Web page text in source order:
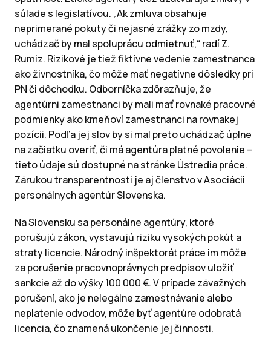
súlade s legislatívou. „Ak zmluva obsahuje
neprimerané pokuty či nejasné zrážky zo mzdy,
uchádzač by mal spoluprácu odmietnuť,“ radí Z.
Rumiz. Rizikové je tiež fiktívne vedenie zamestnanca
ako živnostníka, čo môže mať negatívne dôsledky pri
PN či dôchodku. Odborníčka zdôrazňuje, že
agentúrni zamestnanci by mali mať rovnaké pracovné
podmienky ako kmeňoví zamestnanci na rovnakej
pozícii. Podľa jej slov by si mal preto uchádzač úplne
na začiatku overiť, či má agentúra platné povolenie –
tieto údaje sú dostupné na stránke Ústredia práce.
Zárukou transparentnosti je aj členstvo v Asociácii
personálnych agentúr Slovenska.
Na Slovensku sa personálne agentúry, ktoré
porušujú zákon, vystavujú riziku vysokých pokút a
straty licencie. Národný inšpektorát práce im môže
za porušenie pracovnoprávnych predpisov uložiť
sankcie až do výšky 100 000 €. V prípade závažných
porušení, ako je nelegálne zamestnávanie alebo
neplatenie odvodov, môže byť agentúre odobratá
licencia, čo znamená ukončenie jej činnosti.